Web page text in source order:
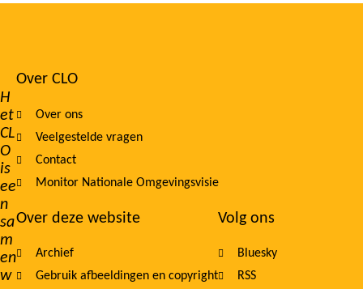
H
et
CL
O
is
ee
n
sa
m
en
w
Footer
navigation
Over CLO
Over ons
Veelgestelde vragen
Contact
Monitor Nationale Omgevingsvisie
Over deze website
Archief
Gebruik afbeeldingen en copyright
Volg ons
Bluesky
RSS